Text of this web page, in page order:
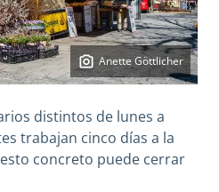
Anette Göttlicher
distintos de lunes a
trabajan cinco días a la
concreto puede cerrar